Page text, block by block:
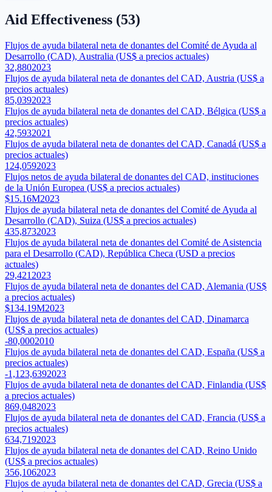
Aid Effectiveness (53)
Flujos de ayuda bilateral neta de donantes del Comité de Ayuda al
Desarrollo (CAD), Australia (US$ a precios actuales)
32,8802023
Flujos de ayuda bilateral neta de donantes del CAD, Austria (US$ a
precios actuales)
85,0392023
Flujos de ayuda bilateral neta de donantes del CAD, Bélgica (US$ a
precios actuales)
42,5932021
Flujos de ayuda bilateral neta de donantes del CAD, Canadá (US$ a
precios actuales)
124,0592023
Flujos netos de ayuda bilateral de donantes del CAD, instituciones
de la Unión Europea (US$ a precios actuales)
$15.16M2023
Flujos de ayuda bilateral neta de donantes del Comité de Ayuda al
Desarrollo (CAD), Suiza (US$ a precios actuales)
435,8732023
Flujos de ayuda bilateral neta de donantes del Comité de Asistencia
para el Desarrollo (CAD), República Checa (USD a precios
actuales)
29,421 2023
Flujos de ayuda bilateral neta de donantes del CAD, Alemania (US$
a precios actuales)
$134.19M2023
Flujos de ayuda bilateral neta de donantes del CAD, Dinamarca
(US$ a precios actuales)
-80,0002010
Flujos de ayuda bilateral neta de donantes del CAD, España (US$ a
precios actuales)
-1,123,6392023
Flujos de ayuda bilateral neta de donantes del CAD, Finlandia (US$
a precios actuales)
869,0482023
Flujos de ayuda bilateral neta de donantes del CAD, Francia (US$ a
precios actuales)
634,7192023
Flujos de ayuda bilateral neta de donantes del CAD, Reino Unido
(US$ a precios actuales)
356,1062023
Flujos de ayuda bilateral neta de donantes del CAD, Grecia (US$ a